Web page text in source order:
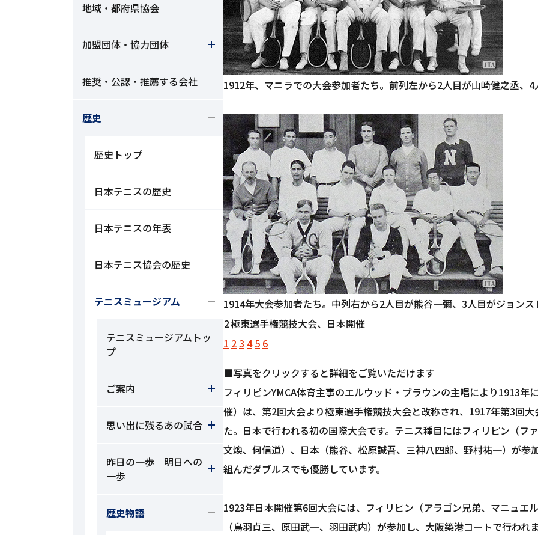
1912年、マニラでの大会参加者たち。前列左から2人目が山崎健之丞、4
1914年大会参加者たち。中列右から2人目が熊谷一彌、3人目がジョンス
2極東選手権競技大会、日本開催
1 23 4 5 6
■写真をクリックすると詳細をご覧いただけます
フィリピンYMCA体育主事のエルウッド・ブラウンの主唱により1913年
催）は、第2回大会より極東選手権競技大会と改称され、1917年第3回
た。日本で行われる初の国際大会です。テニス種目にはフィリピン（フ
文煥、何信道）、日本（熊谷、松原誠吾、三神八四郎、野村祐一）が参
組んだダブルスでも優勝しています。
1923年日本開催第6回大会には、フィリピン（アラゴン兄弟、マニュエ
（鳥羽貞三、原田武一、羽田武内）が参加し、大阪築港コートで行わ
地域・都府県協会
加盟団体・協力団体
推奨・公認・推薦する会社
歴史
歴史トップ
日本テニスの歴史
日本テニスの年表
日本テニス協会の歴史
テニスミュージアム
テニスミュージアムトッ
プ
ご案内
思い出に残るあの試合
昨日の一歩 明日への
一歩
歴史物語